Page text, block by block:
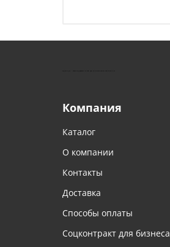
КУШТУТ - ОБОРУДОВАНИЕ ДЛЯ САЛОНОВ КРАСОТЫ
Компания
Каталог
О компании
Контакты
Доставка
Способы оплаты
Соцконтракт для бизнеса